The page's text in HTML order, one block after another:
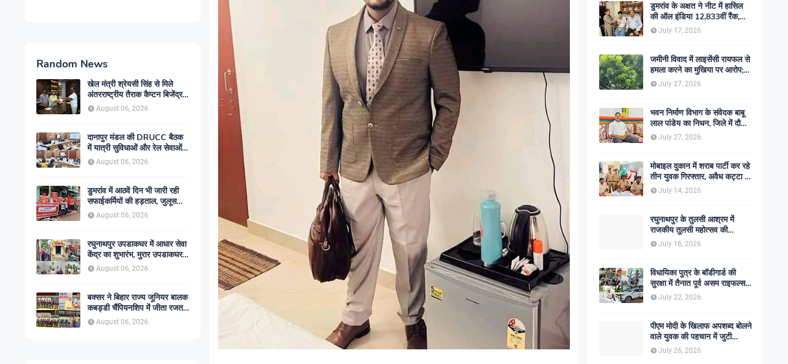
Random News
खेल मंत्री श्रेयसी सिंह से मिले
अंतरराष्ट्रीय तैराक कैप्टन बिजेंद्र
सिंह, गोकुल जलाशय में तैराकी
प्रशिक्षण केंद्र शुरू करने की उठाई
August 06, 2026
दानापुर मंडल की DRUCC बैठक
में यात्री सुविधाओं और रेल सेवाओं
के विस्तार पर मंथन, अधिकारियों को
दिए गए आवश्यक निर्देश
August 06, 2026
डुमरांव में आठवें दिन भी जारी रही
सफाईकर्मियों की हड़ताल, जुलूस
निकाल सरकार के खिलाफ किया
प्रदर्शन
August 06, 2026
रघुनाथपुर उपडाकघर में आधार सेवा
केंद्र का शुभारंभ, मुरार उपडाकघर
नए भवन में हुआ स्थानांतरित
August 06, 2026
बक्सर ने बिहार राज्य जूनियर बालक
कबड्डी चैंपियनशिप में जीता रजत
पदक, रोमांचक फाइनल में सारण से
49-45 से हारा
August 06, 2026
डुमरांव के अक्षत ने नीट में हासिल
की ऑल इंडिया 12,833वीं रैंक,
ऑनलाइन पढ़ाई से रचा सफलता का
इतिहास
July 17, 2026
जमीनी विवाद में लाइसेंसी रायफल से
हमला करने का मुखिया पर आरोप;
मामले की जांच में जुटी पुलिस
July 27, 2026
भवन निर्माण विभाग के संवेदक बाबू
लाल पांडेय का निधन, जिले में दौड़ी
शोक की लहर
July 27, 2026
मोबाइल दुकान में शराब पार्टी कर रहे
तीन युवक गिरफ्तार, अवैध कट्टा व
कारतूस बरामद
July 14, 2026
रघुनाथपुर के तुलसी आश्रम में
राजकीय तुलसी महोत्सव की
अनुशंसा, बीडीओ ने भेजी
सकारात्मक रिपोर्ट
July 16, 2026
विधायिका पुत्र के बॉडीगार्ड की
सुरक्षा में तैनात पूर्व असम राइफल्स
जवान की गोली मारकर हत्या,
सहकर्मी अंगरक्षक गिरफ्तार
July 22, 2026
पीएम मोदी के खिलाफ अपशब्द बोलने
वाले युवक की पहचान में जुटी
पुलिस, बक्सर एसपी ने दिए सख्त
कार्रवाई के संकेत
July 26, 2026